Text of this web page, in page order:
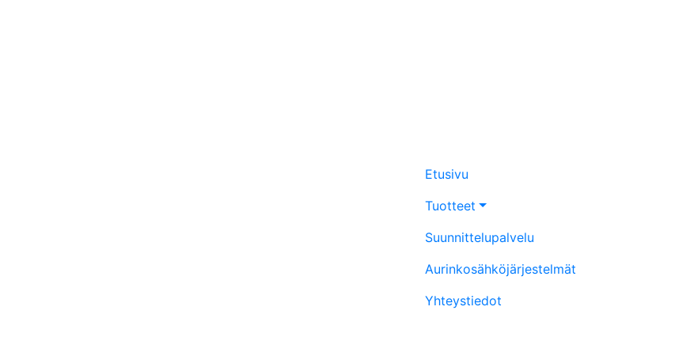
Etusivu
Tuotteet
Suunnittelupalvelu
Aurinkosähköjärjestelmät
Yhteystiedot